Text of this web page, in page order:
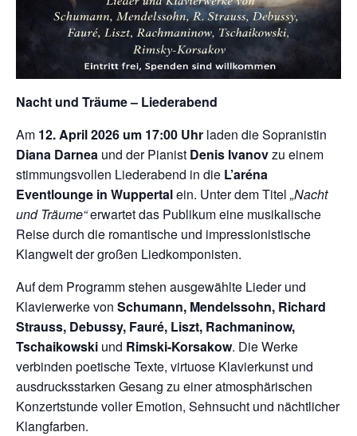
Nacht und Träume – Liederabend
Am 12. April 2026 um 17:00 Uhr laden die Sopranistin
Diana Darnea und der Pianist Denis Ivanovzu einem
stimmungsvollen Liederabend in die L’aréna
Eventlounge in Wuppertalein. Unter dem Titel „Nacht
und Träume“erwartet das Publikum eine musikalische
Reise durch die romantische und impressionistische
Klangwelt der großen Liedkomponisten.
Auf dem Programm stehen ausgewählte Lieder und
Klavierwerke von Schumann, Mendelssohn, Richard
Strauss, Debussy, Fauré, Liszt, Rachmaninow,
Tschaikowski und Rimski-Korsakow. Die Werke
verbinden poetische Texte, virtuose Klavierkunst und
ausdrucksstarken Gesang zu einer atmosphärischen
Konzertstunde voller Emotion, Sehnsucht und nächtlicher
Klangfarben.